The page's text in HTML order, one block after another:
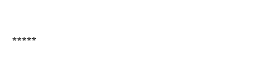
*****